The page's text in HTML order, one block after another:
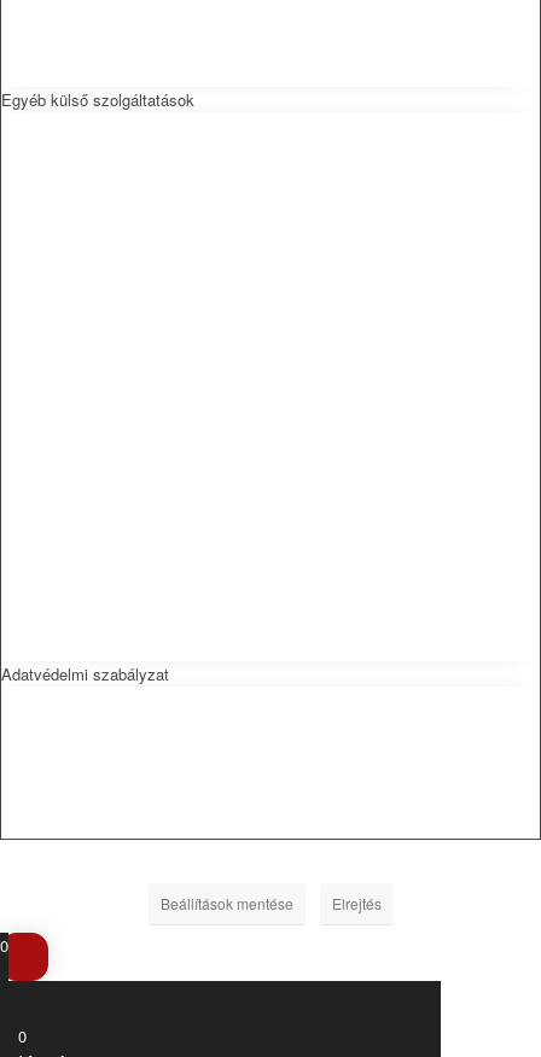
Egyéb külső szolgáltatások
Adatvédelmi szabályzat
Beállítások mentése Elrejtés
0
0